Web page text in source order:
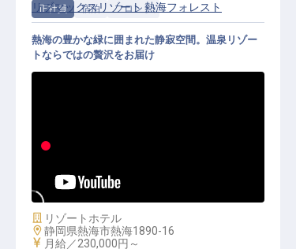
正社員 宿泊 フロント
で極める上質な接客術／社員寮完備
リブマックスリゾート 熱海フォレスト
熱海の豊かな緑に囲まれた静寂空間。温泉リゾー
トならではの贅沢をお届け
施設業態
リゾートホテル
勤務地
静岡県熱海市熱海1890-16
給与
月給／230,000円～